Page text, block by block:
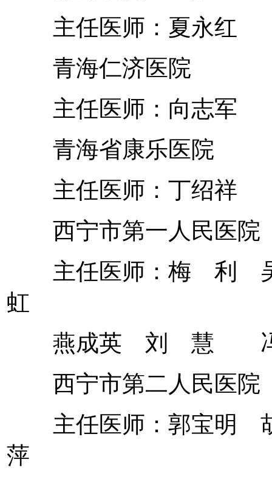
主任医师：夏永红
青海仁济医院
主任医师：向志军
青海省康乐医院
主任医师：丁绍祥
西宁市第一人民医院
主任医师：梅 利
虹
燕成英 刘 慧
西宁市第二人民医院
主任医师：郭宝
萍